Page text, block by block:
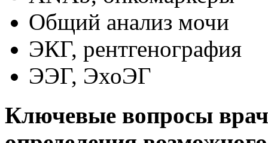
Общий анализ мочи
ЭКГ, рентгенография
ЭЭГ, ЭхоЭГ
Ключевые вопросы